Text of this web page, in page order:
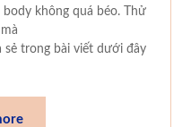
không quá béo. Thử
sẻ trong bài viết dưới đây